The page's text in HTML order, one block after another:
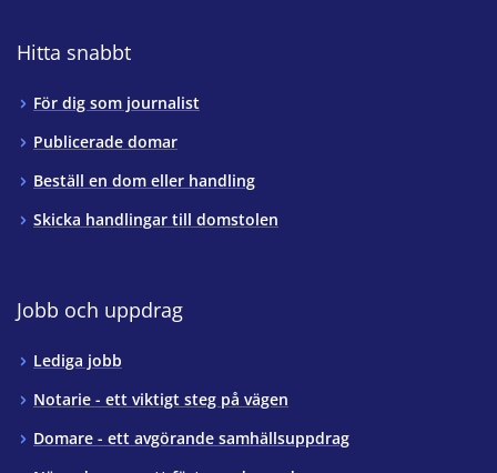
Hitta snabbt
För dig som journalist
Publicerade domar
Beställ en dom eller handling
Skicka handlingar till domstolen
Jobb och uppdrag
Lediga jobb
Notarie - ett viktigt steg på vägen
Domare - ett avgörande samhällsuppdrag